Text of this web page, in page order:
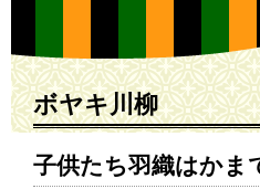
ボヤキ川柳
子供たち羽織はか